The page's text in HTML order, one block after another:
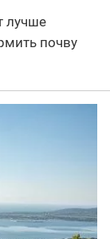
лучше
почву